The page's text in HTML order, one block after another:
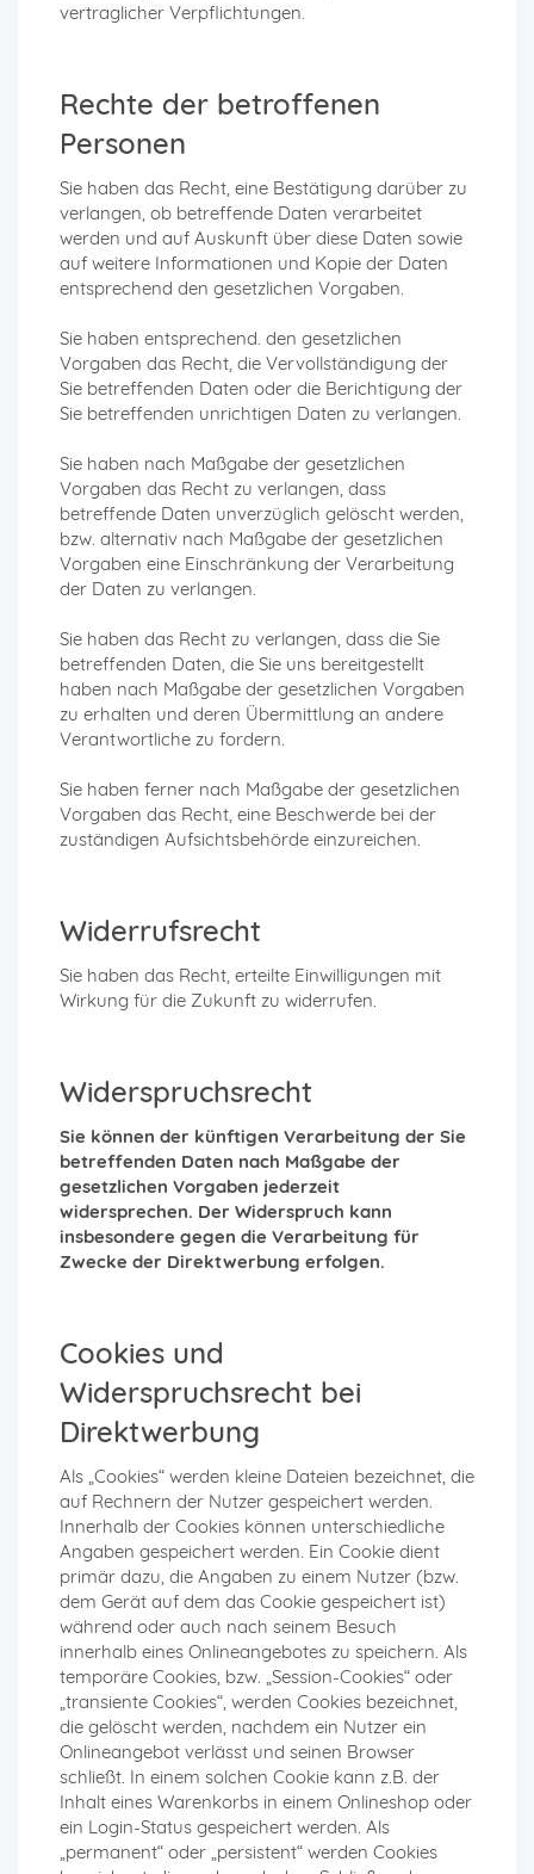
vertraglicher Verpflichtungen.
Rechte der betroffenen
Personen
Sie haben das Recht, eine Bestätigung darüber zu
verlangen, ob betreffende Daten verarbeitet
werden und auf Auskunft über diese Daten sowie
auf weitere Informationen und Kopie der Daten
entsprechend den gesetzlichen Vorgaben.
Sie haben entsprechend. den gesetzlichen
Vorgaben das Recht, die Vervollständigung der
Sie betreffenden Daten oder die Berichtigung der
Sie betreffenden unrichtigen Daten zu verlangen.
Sie haben nach Maßgabe der gesetzlichen
Vorgaben das Recht zu verlangen, dass
betreffende Daten unverzüglich gelöscht werden,
bzw. alternativ nach Maßgabe der gesetzlichen
Vorgaben eine Einschränkung der Verarbeitung
der Daten zu verlangen.
Sie haben das Recht zu verlangen, dass die Sie
betreffenden Daten, die Sie uns bereitgestellt
haben nach Maßgabe der gesetzlichen Vorgaben
zu erhalten und deren Übermittlung an andere
Verantwortliche zu fordern.
Sie haben ferner nach Maßgabe der gesetzlichen
Vorgaben das Recht, eine Beschwerde bei der
zuständigen Aufsichtsbehörde einzureichen.
Widerrufsrecht
Sie haben das Recht, erteilte Einwilligungen mit
Wirkung für die Zukunft zu widerrufen.
Widerspruchsrecht
Sie können der künftigen Verarbeitung der Sie
betreffenden Daten nach Maßgabe der
gesetzlichen Vorgaben jederzeit
widersprechen. Der Widerspruch kann
insbesondere gegen die Verarbeitung für
Zwecke der Direktwerbung erfolgen.
Cookies und
Widerspruchsrecht bei
Direktwerbung
Als „Cookies“ werden kleine Dateien bezeichnet, die
auf Rechnern der Nutzer gespeichert werden.
Innerhalb der Cookies können unterschiedliche
Angaben gespeichert werden. Ein Cookie dient
primär dazu, die Angaben zu einem Nutzer (bzw.
dem Gerät auf dem das Cookie gespeichert ist)
während oder auch nach seinem Besuch
innerhalb eines Onlineangebotes zu speichern. Als
temporäre Cookies, bzw. „Session-Cookies“ oder
„transiente Cookies“, werden Cookies bezeichnet,
die gelöscht werden, nachdem ein Nutzer ein
Onlineangebot verlässt und seinen Browser
schließt. In einem solchen Cookie kann z.B. der
Inhalt eines Warenkorbs in einem Onlineshop oder
ein Login-Status gespeichert werden. Als
„permanent“ oder „persistent“ werden Cookies